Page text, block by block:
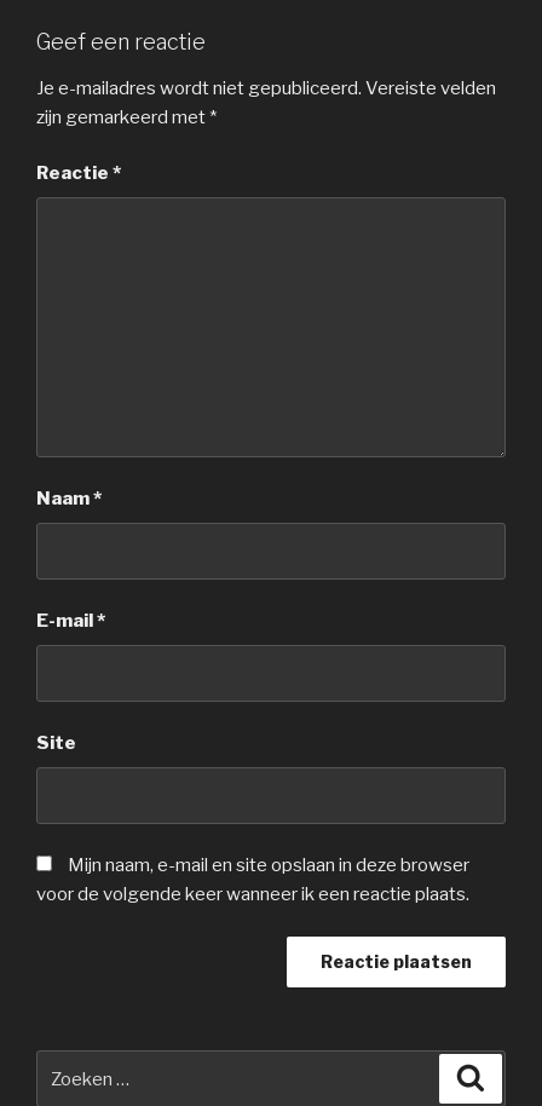
Geef een reactie
Je e-mailadres wordt niet gepubliceerd. Vereiste velden
zijn gemarkeerd met *
Reactie *
Naam*
E-mail*
Site
Mijn naam, e-mail en site opslaan in deze browser
voor de volgende keer wanneer ik een reactie plaats.
naar: